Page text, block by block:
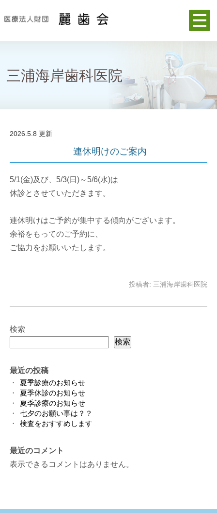
三浦海岸歯科医院
2026.5.8 更新
連休明けのご案内
5/1(金)及び、5/3(日)～5/6(水)は
休診とさせていただきます。
連休明けはご予約が集中する傾向がございます。
余裕をもってのご予約に、
ご協力をお願いいたします。
投稿者: 三浦海岸歯科医院
検索
検索
最近の投稿
夏季診療のお知らせ
夏季休診のお知らせ
夏季診療のお知らせ
七夕のお願い事は？？
検査をおすすめします
最近のコメント
表示できるコメントはありません。